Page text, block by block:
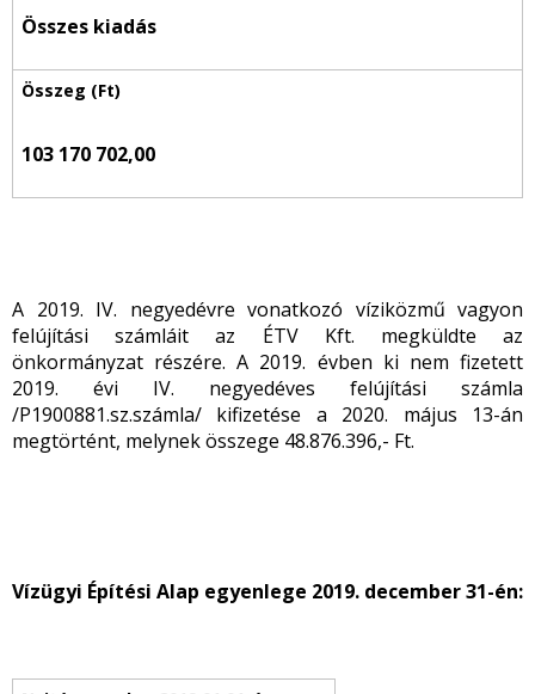
Összes kiadás
103 170 702,00
A 2019. IV. negyedévre vonatkozó víziközmű vagyon
felújítási számláit az ÉTV Kft. megküldte az
önkormányzat részére. A 2019. évben ki nem fizetett
2019. évi IV. negyedéves felújítási számla
/P1900881.sz.számla/ kifizetése a 2020. május 13-án
megtörtént, melynek összege 48.876.396,- Ft.
Vízügyi Építési Alap egyenlege 2019. december 31-én: